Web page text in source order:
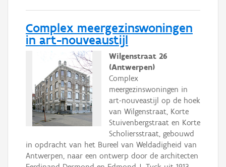
Complex meergezinswoningen
in art-nouveaustijl
Wilgenstraat 26
(Antwerpen)
Complex
meergezinswoningen in
art-nouveastijl op de hoek
van Wilgenstraat, Korte
Stuivenbergstraat en Korte
Scholiersstraat, gebouwd
in opdracht van het Bureel van Weldadigheid van
Antwerpen, naar een ontwerp door de architecten